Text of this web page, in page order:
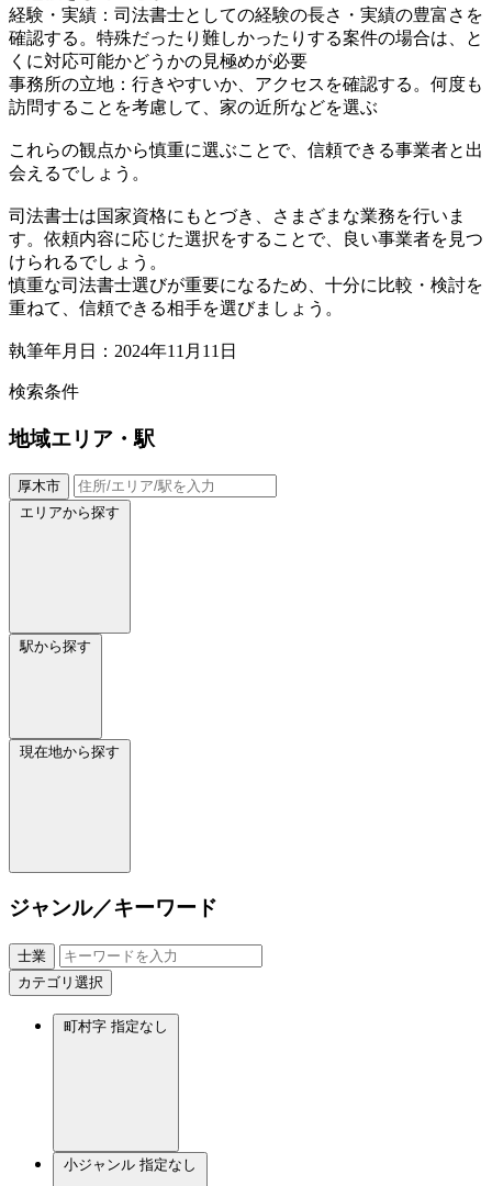
経験・実績：司法書士としての経験の長さ・実績の豊富さを
確認する。特殊だったり難しかったりする案件の場合は、と
くに対応可能かどうかの見極めが必要
事務所の立地：行きやすいか、アクセスを確認する。何度も
訪問することを考慮して、家の近所などを選ぶ
これらの観点から慎重に選ぶことで、信頼できる事業者と出
会えるでしょう。
司法書士は国家資格にもとづき、さまざまな業務を行いま
す。依頼内容に応じた選択をすることで、良い事業者を見つ
けられるでしょう。
慎重な司法書士選びが重要になるため、十分に比較・検討を
重ねて、信頼できる相手を選びましょう。
執筆年月日：2024年11月11日
検索条件
地域エリア・駅
厚木市
エリアから探す
駅から探す
現在地から探す
ジャンル／キーワード
士業
カテゴリ選択
町村字 指定なし
小ジャンル 指定なし